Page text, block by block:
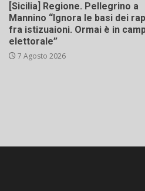
[Sicilia] Regione. Pellegrino a
Mannino “Ignora le basi dei
fra istizuaioni. Ormai è in
elettorale”
7 Agosto 2026